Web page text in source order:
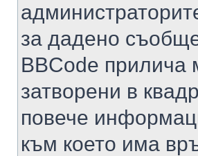
за дадено
BBCode прилича
затворени в
повече
към което има